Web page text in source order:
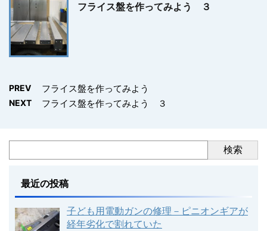
フライス盤を作ってみよう ３
PREV フライス盤を作ってみよう
NEXT フライス盤を作ってみよう ３
検索
最近の投稿
子ども用電動ガンの修理－ピニオンギアが
経年劣化で割れていた